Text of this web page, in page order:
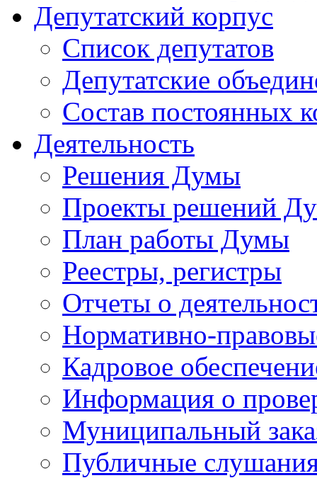
Депутатский корпус
Список депутатов
Депутатские
Состав постоянных
Деятельность
Решения Думы
Проекты решений
План работы Думы
Реестры, регистры
Отчеты о
Нормативно-
Кадровое
Информация о
Муниципальный
Публичные